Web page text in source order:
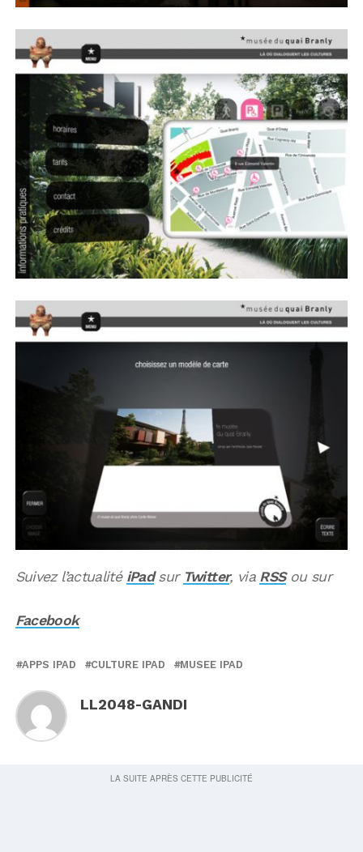
Suivez l’actualité iPadsur Twitter, via RSSou sur
Facebook
APPS IPAD CULTURE IPAD MUSEE IPAD
LL2048-GANDI